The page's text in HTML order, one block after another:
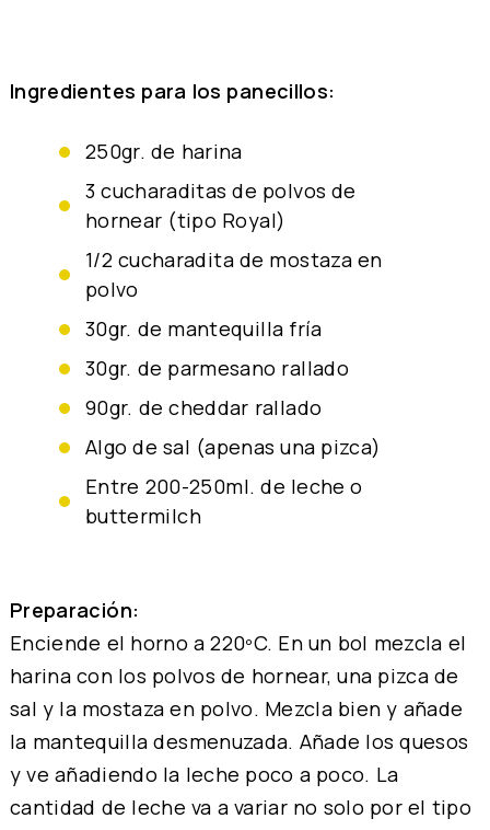
Ingredientes para los panecillos:
250gr. de harina
3 cucharaditas de polvos de
hornear (tipo Royal)
1/2 cucharadita de mostaza en
polvo
30gr. de mantequilla fría
30gr. de parmesano rallado
90gr. de cheddar rallado
algo de sal (apenas una pizca)
entre 200-250ml. de leche o
buttermilch
Preparación:
Enciende el horno a 220ºC. En un bol mezcla el
harina con los polvos de hornear, una pizca de
sal y la mostaza en polvo. Mezcla bien y añade
la mantequilla desmenuzada. Añade los quesos
y ve añadiendo la leche poco a poco. La
cantidad de leche va a variar no solo por el tipo